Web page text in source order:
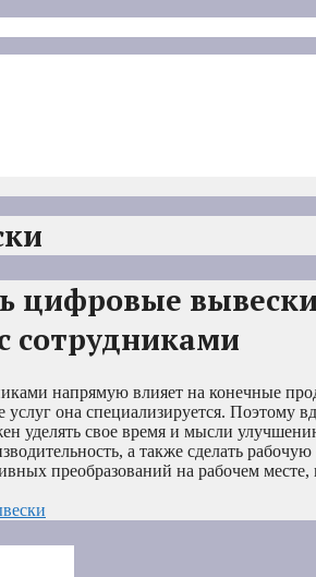
цифровые
напрямую влияет на конечные
услуг она специализируется. Поэтому
уделять свое время и мысли
а также сделать
преобразований на рабочем